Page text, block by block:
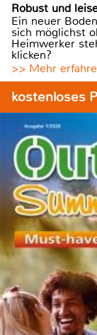
Robust und
Ein neuer
sich möglichst
Heimwerker
klicken?
>> Mehr
kostenloses